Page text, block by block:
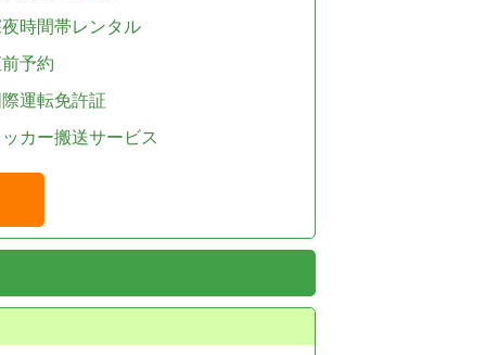
時間帯レンタル
予約
運転免許証
カー搬送サービス